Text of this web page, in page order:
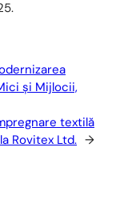
și Mijlocii,
textilă
Rovitex Ltd. →